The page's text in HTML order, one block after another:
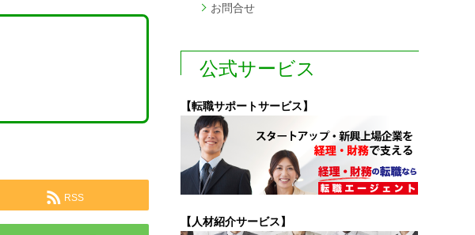
RSS
お問合せ
公式サービス
【転職サポートサービス】
【人材紹介サービス】